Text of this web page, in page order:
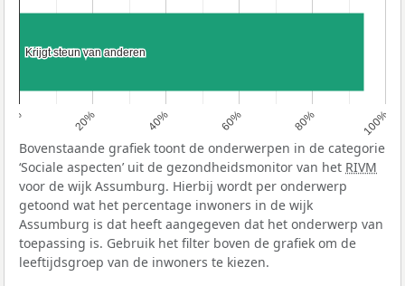
0% 20% 40% 60% 80% 100%
Krijgt steun van anderen
Krijgt steun van anderen
Bovenstaande grafiek toont de onderwerpen in de categorie
‘Sociale aspecten’ uit de gezondheidsmonitor van het RIVM
voor de wijk Assumburg. Hierbij wordt per onderwerp
getoond wat het percentage inwoners in de wijk
Assumburg is dat heeft aangegeven dat het onderwerp van
toepassing is. Gebruik het filter boven de grafiek om de
leeftijdsgroep van de inwoners te kiezen.